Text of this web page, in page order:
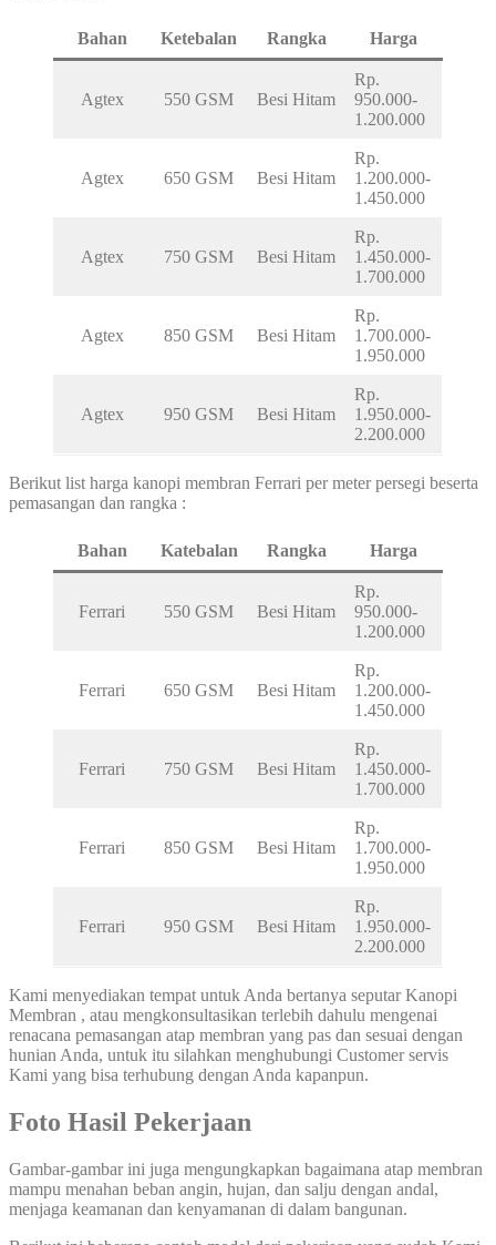
Bahan Ketebalan Rangka Harga
Agtex 550 GSM Besi Hitam
Rp.
950.000-
1.200.000
Agtex 650 GSM Besi Hitam
Rp.
1.200.000-
1.450.000
Agtex 750 GSM Besi Hitam
Rp.
1.450.000-
1.700.000
Agtex 850 GSM Besi Hitam
Rp.
1.700.000-
1.950.000
Agtex 950 GSM Besi Hitam
Rp.
1.950.000-
2.200.000
Berikut list harga kanopi membran Ferrari per meter persegi beserta
pemasangan dan rangka :
Bahan Katebalan Rangka Harga
Ferrari 550 GSM Besi Hitam
Rp.
950.000-
1.200.000
Ferrari 650 GSM Besi Hitam
Rp.
1.200.000-
1.450.000
Ferrari 750 GSM Besi Hitam
Rp.
1.450.000-
1.700.000
Ferrari 850 GSM Besi Hitam
Rp.
1.700.000-
1.950.000
Ferrari 950 GSM Besi Hitam
Rp.
1.950.000-
2.200.000
Kami menyediakan tempat untuk Anda bertanya seputar Kanopi
Membran , atau mengkonsultasikan terlebih dahulu mengenai
renacana pemasangan atap membran yang pas dan sesuai dengan
hunian Anda, untuk itu silahkan menghubungi Customer servis
Kami yang bisa terhubung dengan Anda kapanpun.
Foto Hasil Pekerjaan
Gambar-gambar ini juga mengungkapkan bagaimana atap membran
mampu menahan beban angin, hujan, dan salju dengan andal,
menjaga keamanan dan kenyamanan di dalam bangunan.